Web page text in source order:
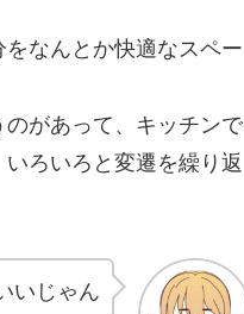
なんとか快適なスペー
があって、キッチンで
ろいろと変遷を繰り返
いじゃん